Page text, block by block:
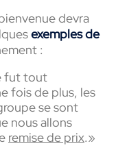
devra
exemples de
:
fut tout
fois de plus, les
se sont
nous allons
remise de prix.»